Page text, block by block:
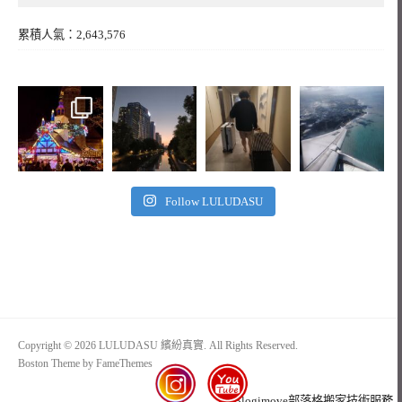
累積人氣：2,643,576
Follow LULUDASU
Copyright © 2026 LULUDASU 繽紛真實. All Rights Reserved.
Boston Theme by FameThemes